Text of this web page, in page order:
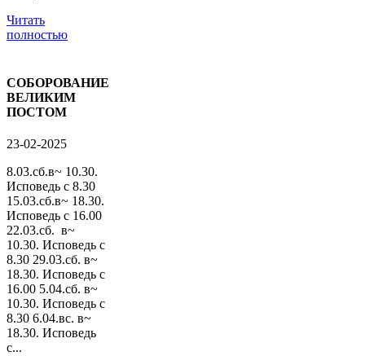
Читать
полностью
СОБОРОВАНИЕ
ВЕЛИКИМ
ПОСТОМ
23-02-2025
8.03.сб.в~ 10.30.
Исповедь с 8.30
15.03.сб.в~ 18.30.
Исповедь с 16.00
22.03.сб. в~
10.30. Исповедь с
8.30 29.03.сб. в~
18.30. Исповедь с
16.00 5.04.сб. в~
10.30. Исповедь с
8.30 6.04.вс. в~
18.30. Исповедь
с...